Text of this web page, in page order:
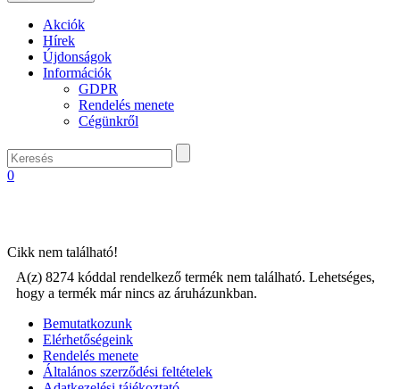
Akciók
Hírek
Újdonságok
Információk
GDPR
Rendelés menete
Cégünkről
0
Cikk nem található!
A(z) 8274 kóddal rendelkező termék nem található. Lehetséges,
hogy a termék már nincs az áruházunkban.
Bemutatkozunk
Elérhetőségeink
Rendelés menete
Általános szerződési feltételek